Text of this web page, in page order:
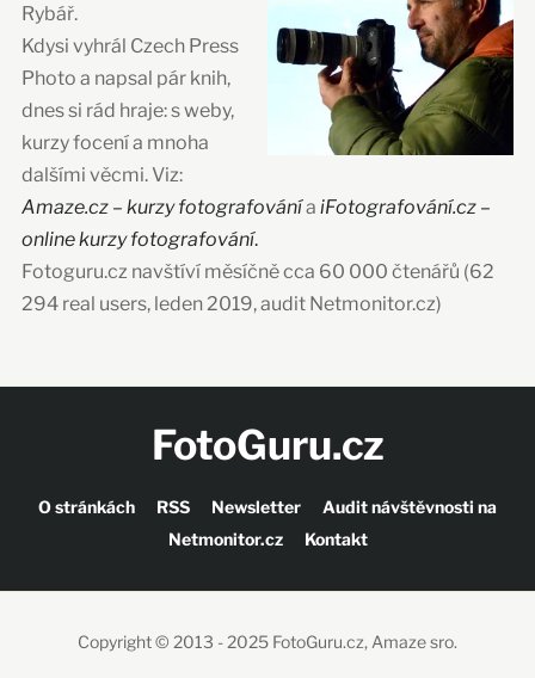
Rybář.
Kdysi vyhrál Czech Press
Photo a napsal pár knih,
dnes si rád hraje: s weby,
kurzy focení a mnoha
dalšími věcmi. Viz:
Amaze.cz – kurzy fotografovánía iFotografování.cz –
online kurzy fotografování.
Fotoguru.cz navštíví měsíčně cca 60 000 čtenářů (62
294 real users, leden 2019, audit Netmonitor.cz)
FotoGuru.cz
O stránkách RSS Newsletter
Audit návštěvnosti na
Netmonitor.cz
Kontakt
Copyright © 2013 - 2025 FotoGuru.cz, Amaze sro.